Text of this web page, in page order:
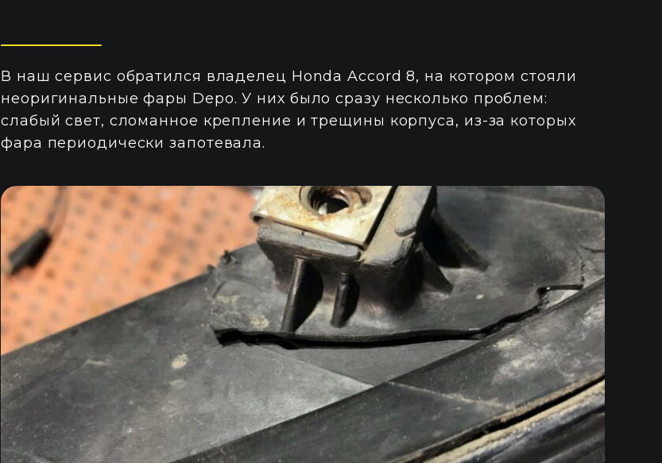
В наш сервис обратился владелец Honda Accord 8, на котором стояли
неоригинальные фары Depo. У них было сразу несколько проблем:
слабый свет, сломанное крепление и трещины корпуса, из-за которых
фара периодически запотевала.